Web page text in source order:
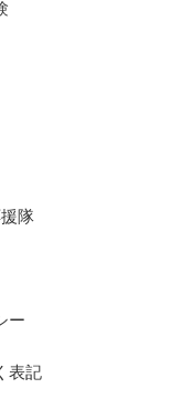
隊
ー
表記